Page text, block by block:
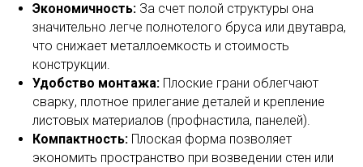
Экономичность: За счет полой структуры она
значительно легче полнотелого бруса или двутавра,
что снижает металлоемкость и стоимость
конструкции.
Удобство монтажа: Плоские грани облегчают
сварку, плотное прилегание деталей и крепление
листовых материалов (профнастила, панелей).
Компактность: Плоская форма позволяет
экономить пространство при возведении стен или